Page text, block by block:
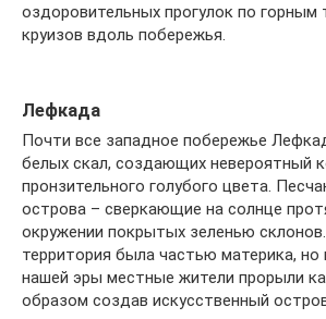
оздоровительных прогулок по горным
круизов вдоль побережья.
Лефкада
Почти все западное побережье
белых скал, создающих невероятный
пронзительного голубого цвета.
острова – сверкающие на солнце
окружении покрытых зеленью
территория была частью материка, но
нашей эры местные жители прорыли
образом создав искусственный